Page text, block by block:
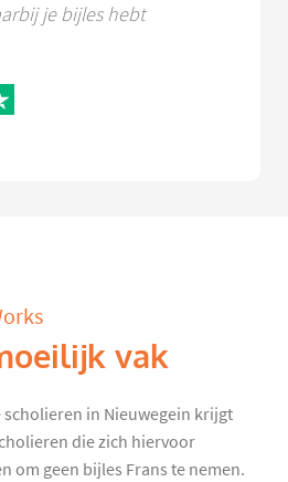
je bijles hebt
vak
scholieren in Nieuwegein krijgt
die zich hiervoor
om geen bijles Frans te nemen.